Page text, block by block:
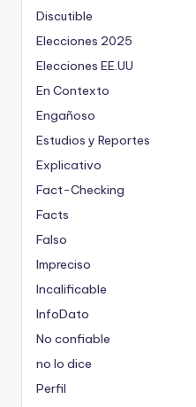
Discutible
Elecciones 2025
Elecciones EE.UU
En Contexto
Engañoso
Estudios y Reportes
Explicativo
Fact-Checking
Facts
Falso
Impreciso
Incalificable
InfoDato
No confiable
no lo dice
Perfil